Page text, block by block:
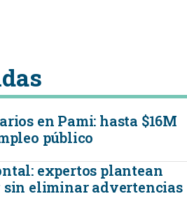
en Pami: hasta $16M
público
expertos plantean
sin eliminar advertencias